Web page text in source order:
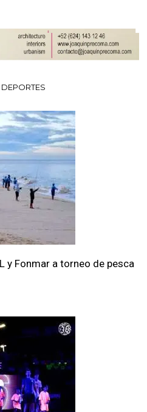
y Fonmar a torneo de pesca